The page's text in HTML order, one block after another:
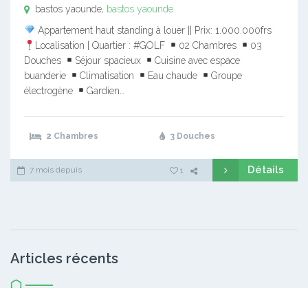
bastos yaounde, bastos yaounde
Appartement haut standing à louer || Prix: 1.000.000frs
Localisation | Quartier : #GOLF
02 Chambres
03
Douches
Séjour spacieux
Cuisine avec espace
buanderie
Climatisation Eau chaude
Groupe
électrogène
Gardien…
2 Chambres 3 Douches
7 mois depuis 1 Détails
Articles récents